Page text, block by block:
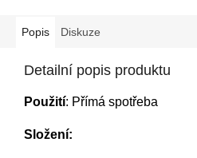
Popis Diskuze
Detailní popis produktu
Použití: Přímá spotřeba
Složení: